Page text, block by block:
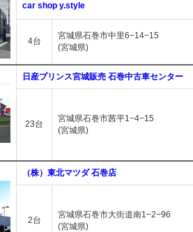
car shop y.style
4台
宮城県石巻市中里6−14−15
(宮城県)
日産プリンス宮城販売 石巻中古車センター
23台
宮城県石巻市茜平1−4−15
(宮城県)
（株）東北マツダ 石巻店
2台
宮城県石巻市大街道南1−2−96
(宮城県)